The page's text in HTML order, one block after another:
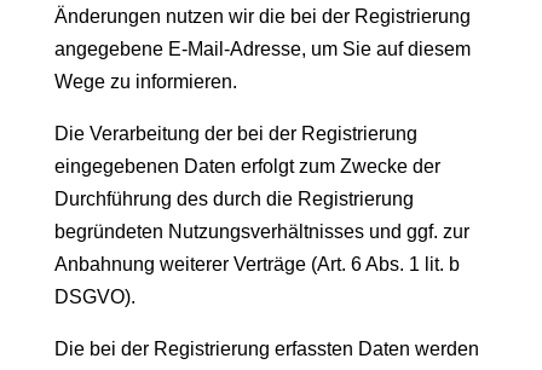
Änderungen nutzen wir die bei der Registrierung
angegebene E-Mail-Adresse, um Sie auf diesem
Wege zu informieren.
Die Verarbeitung der bei der Registrierung
eingegebenen Daten erfolgt zum Zwecke der
Durchführung des durch die Registrierung
begründeten Nutzungsverhältnisses und ggf. zur
Anbahnung weiterer Verträge (Art. 6 Abs. 1 lit. b
DSGVO).
Die bei der Registrierung erfassten Daten werden